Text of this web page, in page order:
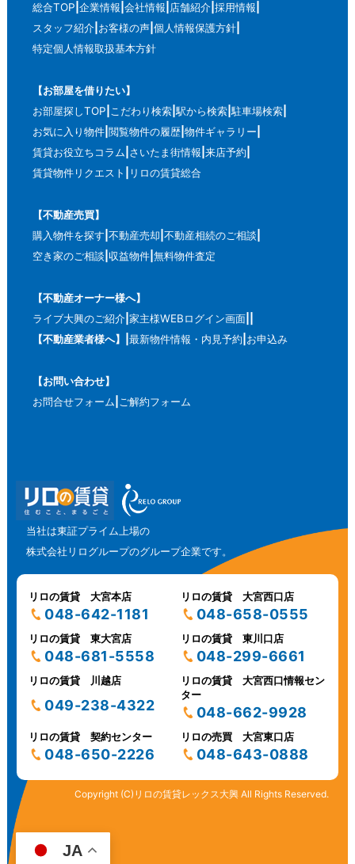
総合TOP 企業情報 会社情報 店舗紹介 採用情報
スタッフ紹介 お客様の声 個人情報保護方針
特定個人情報取扱基本方針
【お部屋を借りたい】
お部屋探しTOP こだわり検索 駅から検索 駐車場検索
お気に入り物件 閲覧物件の履歴 物件ギャラリー
賃貸お役立ちコラム さいたま街情報 来店予約
賃貸物件リクエスト
リロの賃貸総合
【不動産売買】
購入物件を探す 不動産売却 不動産相続のご相談
空き家のご相談 収益物件 無料物件査定
【不動産オーナー様へ】
ライブ大興のご紹介 家主様WEBログイン画面
【不動産業者様へ】
最新物件情報・内見予約 お申込み
【お問い合わせ】
お問合せフォーム ご解約フォーム
当社は東証プライム上場の
株式会社リログループのグループ企業です。
リロの賃貸 大宮本店
048-642-1181
リロの賃貸 大宮西口店
048-658-0555
リロの賃貸 東大宮店
048-681-5558
リロの賃貸 東川口店
048-299-6661
リロの賃貸 川越店
049-238-4322
リロの賃貸 大宮西口情報セン
ター
048-662-9928
リロの賃貸 契約センター
048-650-2226
リロの売買 大宮東口店
048-643-0888
Copyright (C)リロの賃貸レックス大興 All Rights Reserved.
JA